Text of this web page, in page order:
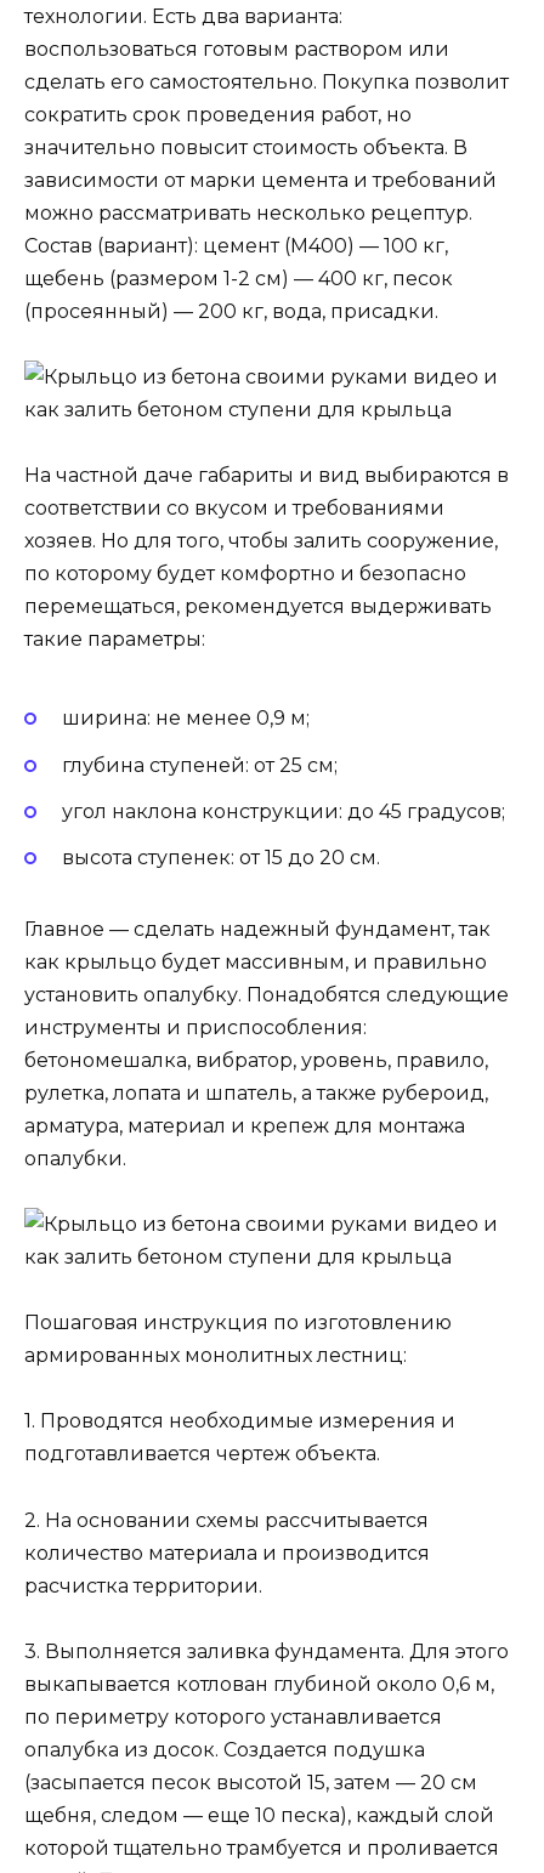
технологии. Есть два варианта:
воспользоваться готовым раствором или
сделать его самостоятельно. Покупка позволит
сократить срок проведения работ, но
значительно повысит стоимость объекта. В
зависимости от марки цемента и требований
можно рассматривать несколько рецептур.
Состав (вариант): цемент (М400) — 100 кг,
щебень (размером 1-2 см) — 400 кг, песок
(просеянный) — 200 кг, вода, присадки.
На частной даче габариты и вид выбираются в
соответствии со вкусом и требованиями
хозяев. Но для того, чтобы залить сооружение,
по которому будет комфортно и безопасно
перемещаться, рекомендуется выдерживать
такие параметры:
ширина: не менее 0,9 м;
глубина ступеней: от 25 см;
угол наклона конструкции: до 45 градусов;
высота ступенек: от 15 до 20 см.
Главное — сделать надежный фундамент, так
как крыльцо будет массивным, и правильно
установить опалубку. Понадобятся следующие
инструменты и приспособления:
бетономешалка, вибратор, уровень, правило,
рулетка, лопата и шпатель, а также рубероид,
арматура, материал и крепеж для монтажа
опалубки.
Пошаговая инструкция по изготовлению
армированных монолитных лестниц:
1. Проводятся необходимые измерения и
подготавливается чертеж объекта.
2. На основании схемы рассчитывается
количество материала и производится
расчистка территории.
3. Выполняется заливка фундамента. Для этого
выкапывается котлован глубиной около 0,6 м,
по периметру которого устанавливается
опалубка из досок. Создается подушка
(засыпается песок высотой 15, затем — 20 см
щебня, следом — еще 10 песка), каждый слой
которой тщательно трамбуется и проливается